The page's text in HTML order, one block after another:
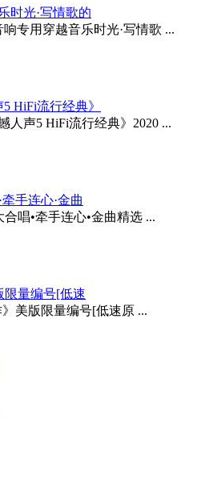
时光·写情歌的
专用穿越音乐时光·写情歌 ...
HiFi流行经典》
人声5 HiFi流行经典》2020 ...
手连心·金曲
唱•牵手连心•金曲精选 ...
限量编号[低速
美版限量编号[低速原 ...